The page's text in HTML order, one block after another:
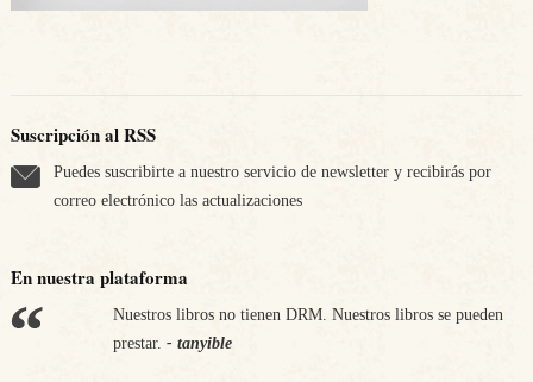
Suscripción al RSS
Puedes suscribirte a nuestro servicio de newsletter y recibirás por
correo electrónico las actualizaciones
En nuestra plataforma
Nuestros libros no tienen DRM. Nuestros libros se pueden
prestar. - tanyible
Apostamos por nuestra economía. Nos comprometemos a
pagar los impuestos en los países en los que vendemos.